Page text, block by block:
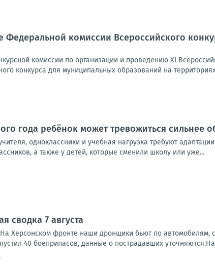
Федеральной комиссии Всероссийского
комиссии по организации и проведению XI
конкурса для муниципальных образований на
года ребёнок может тревожиться сильнее
одноклассники и учебная нагрузка требуют
а также у детей, которые сменили школу или уже...
сводка 7 августа
Херсонском фронте наши дронщики бьют по автомобилям,
40 боеприпасов, данные о пострадавших